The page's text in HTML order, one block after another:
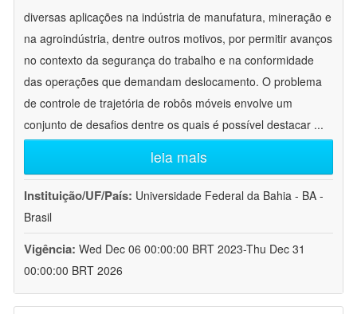
diversas aplicações na indústria de manufatura, mineração e
na agroindústria, dentre outros motivos, por permitir avanços
no contexto da segurança do trabalho e na conformidade
das operações que demandam deslocamento. O problema
de controle de trajetória de robôs móveis envolve um
conjunto de desafios dentre os quais é possível destacar ...
leia mais
Instituição/UF/País: Universidade Federal da Bahia - BA -
Brasil
Vigência: Wed Dec 06 00:00:00 BRT 2023-Thu Dec 31
00:00:00 BRT 2026